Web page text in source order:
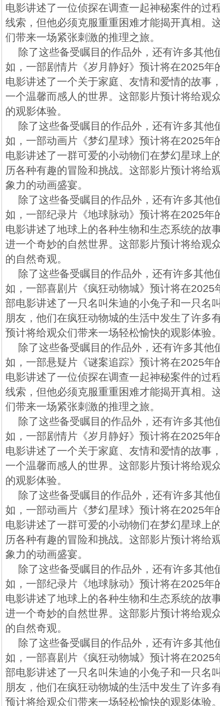
电影讲述了一位侦探在调查一起神秘案件的过
线索，但他必须克服重重困难才能揭开真相。
们带来一场紧张刺激的推理之旅。
除了这些备受瞩目的作品外，还有许多其他
如，一部剧情片《岁月静好》预计将在2025年
电影讲述了一个关于家庭、友情和爱情的故事
一个温馨而感人的世界。这部影片预计将给观
的观影体验。
除了这些备受瞩目的作品外，还有许多其他
如，一部动画片《梦幻星球》预计将在2025年
电影讲述了一群可爱的小动物们在梦幻星球上
历各种有趣的冒险和挑战。这部影片预计将给
象力的动画盛宴。
除了这些备受瞩目的作品外，还有许多其他
如，一部纪录片《地球脉动》预计将在2025年
电影讲述了地球上的各种生物和生态系统的故
进一个奇妙的自然世界。这部影片预计将给观
的自然奇观。
除了这些备受瞩目的作品外，还有许多其他
如，一部喜剧片《疯狂动物城》预计将在2025
部电影讲述了一只名叫朱迪的小兔子和一只名
朋友，他们在疯狂动物城的生活中发生了许多
预计将给观众们带来一场轻松愉快的观影体验
除了这些备受瞩目的作品外，还有许多其他
如，一部悬疑片《谜案追踪》预计将在2025年
电影讲述了一位侦探在调查一起神秘案件的过
线索，但他必须克服重重困难才能揭开真相。
们带来一场紧张刺激的推理之旅。
除了这些备受瞩目的作品外，还有许多其他
如，一部剧情片《岁月静好》预计将在2025年
电影讲述了一个关于家庭、友情和爱情的故事
一个温馨而感人的世界。这部影片预计将给观
的观影体验。
除了这些备受瞩目的作品外，还有许多其他
如，一部动画片《梦幻星球》预计将在2025年
电影讲述了一群可爱的小动物们在梦幻星球上
历各种有趣的冒险和挑战。这部影片预计将给
象力的动画盛宴。
除了这些备受瞩目的作品外，还有许多其他
如，一部纪录片《地球脉动》预计将在2025年
电影讲述了地球上的各种生物和生态系统的故
进一个奇妙的自然世界。这部影片预计将给观
的自然奇观。
除了这些备受瞩目的作品外，还有许多其他
如，一部喜剧片《疯狂动物城》预计将在2025
部电影讲述了一只名叫朱迪的小兔子和一只名
朋友，他们在疯狂动物城的生活中发生了许多
预计将给观众们带来一场轻松愉快的观影体验